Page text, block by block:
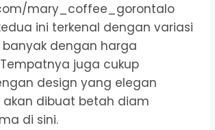
mary_coffee_gorontalo
ini terkenal dengan variasi
dengan harga
juga cukup
design yang elegan
akan dibuat betah diam
di sini.